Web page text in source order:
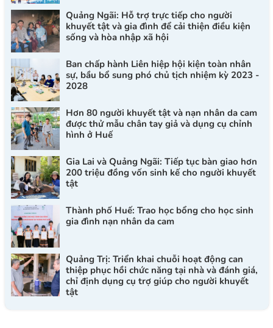
Quảng Ngãi: Hỗ trợ trực tiếp cho người
khuyết tật và gia đình để cải thiện điều kiện
sống và hòa nhập xã hội
Ban chấp hành Liên hiệp hội kiện toàn nhân
sự, bầu bổ sung phó chủ tịch nhiệm kỳ 2023 -
2028
Hơn 80 người khuyết tật và nạn nhân da cam
được thử mẫu chân tay giả và dụng cụ chỉnh
hình ở Huế
Gia Lai và Quảng Ngãi: Tiếp tục bàn giao hơn
200 triệu đồng vốn sinh kế cho người khuyết
tật
Thành phố Huế: Trao học bổng cho học sinh
gia đình nạn nhân da cam
Quảng Trị: Triển khai chuỗi hoạt động can
thiệp phục hồi chức năng tại nhà và đánh giá,
chỉ định dụng cụ trợ giúp cho người khuyết
tật